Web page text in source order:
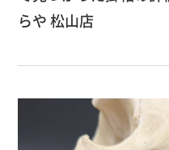
らや 松山店